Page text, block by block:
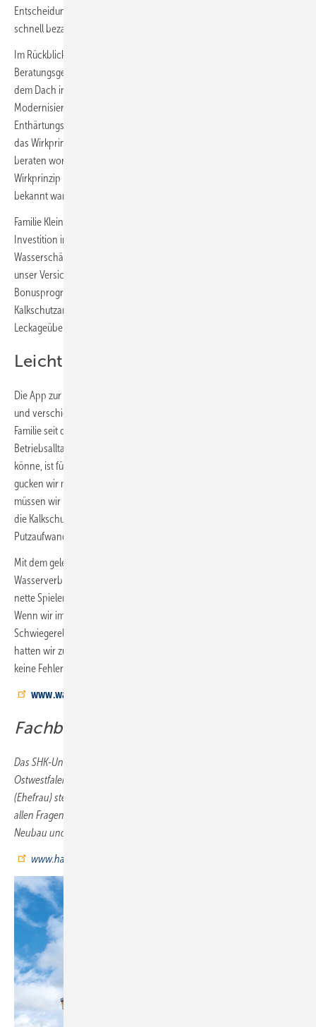
Entscheidung für chemiefreien Kalkschutz hat sich für Familie Kleine
schnell bezahlt gemacht.
Im Rückblick erinnert sich Sven Kleine noch gut an das erste
Beratungsgespräch. „Wir hatten damals gerade die Solaranlage auf
dem Dach installieren lassen und uns im Zuge der
Modernisierungsmaßnahmen bei unserem Installateur über
Enthärtungsanlagen informiert. Aber dann hat uns Herr Mittendorff
das Wirkprinzip der Biomineralisierung erklärt. Wir sind hier sehr gut
beraten worden. Parallel haben wir selbstständig noch zum
Wirkprinzip recherchiert, weil uns das Verfahren seinerzeit nicht
bekannt war“, erläutert der Familienvater.
Familie Kleine hat auch davon gehört, dass einige Versicherungen die
Investition in hauswassertechnische Anlagen bezuschussen, wenn
Wasserschäden dadurch verhindert werden können. „Leider hatte
unser Versicherer damals noch kein entsprechendes
Bonusprogramm“, führt Kleine fort. „Trotzdem haben wir uns für die
Kalkschutzanlage ­Biocat KLS entschieden, weil uns die automatische
Leckageüberwachung am Herzen lag.“
Leichtes Handling im Betriebsalltag
Die App zur Anlagensteuerung und Kontrolle von Wasserverbrauch
und verschiedenen Daten der Trinkwasser-Installation nutzt die junge
Familie seit dem Tag der Inbetriebnahme. Die Frage, was er über den
Betriebs­alltag mit einer chemiefreien Kalkschutzanlage erzählen
könne, ist für Hausbesitzer Kleine schnell beantwortet: „Ab und zu
gucken wir mal in die App, ansonsten, steuerungstechnisch oder so,
müssen wir nie eingreifen. Eigentlich kriegen wir gar nicht mit, dass
die Kalkschutzanlage läuft. Gespült wird nachts, alle drei Tage, und der
Putzaufwand ist jetzt auch geringer.“
Mit dem gelegentlichen Blick in die App behält die Familie den
Wasserverbrauch im Auge. „Ehrlicherweise ist die App auch eine ganz
nette Spielerei, sämtliche Verbrauchswerte werden ja aufgezeichnet.
Wenn wir im Urlaub sind, sehen wir immer direkt, wenn die
Schwiegereltern die Blumen im Garten gießen. Einen Wasserstopp
h atten wir zum Glück noch nie und dementsprechend auch noch
keine Fehlermeldung an der Anlage“, fasst Kleine zusammen.
www.watercryst.com
Fachbetrieb Nico Mittendorff
Das SHK-Unternehmen Nico ­Mittendorff ist in Minden (Region ­
Ostwestfalen-Lippe) ansässig. Mit vier Monteuren und einer Bürokraft
(Ehefrau) steht der Fachmann seinen Kundinnen und Kunden bei ­
allen ­Fragen rund um die Heizungs-, ­Sanitär- und Solartechnik für
Neubau und Sanierung partnerschaftlich und kompetent zur Seite.
www.haustechnik-minden.de